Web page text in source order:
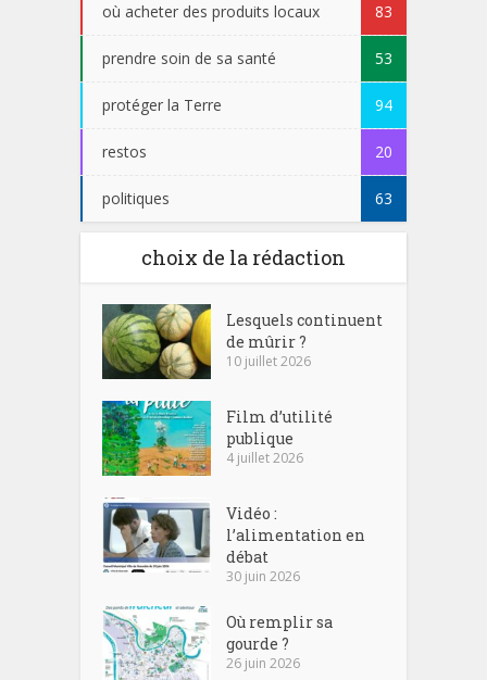
où acheter des produits locaux 83
prendre soin de sa santé 53
protéger la Terre 94
restos 20
politiques 63
choix de la rédaction
Lesquels continuent
de mûrir ?
10 juillet 2026
Film d’utilité
publique
4 juillet 2026
Vidéo :
l’alimentation en
débat
30 juin 2026
Où remplir sa
gourde ?
26 juin 2026